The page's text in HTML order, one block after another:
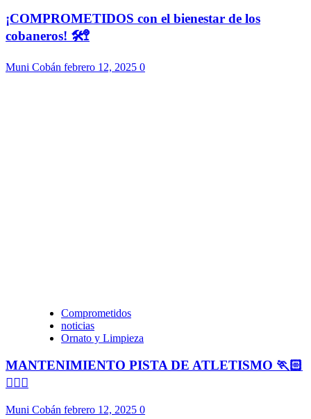
¡COMPROMETIDOS con el bienestar de los
cobaneros! 🛠️🚏
Muni Cobán febrero 12, 2025 0
Comprometidos
noticias
Ornato y Limpieza
MANTENIMIENTO PISTA DE ATLETISMO 🏃🏻
🏃🏻‍♀️
Muni Cobán febrero 12, 2025 0